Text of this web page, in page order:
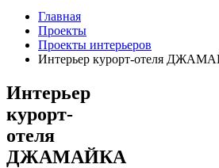
Главная
Проекты
Проекты интерьеров
Интерьер курорт-отеля
Интерьер
курорт-
отеля
ДЖАМАЙКА